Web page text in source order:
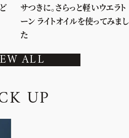
サつきに。さらっと軽いウエラト
ーン ライトオイルを使ってみまし
た
ALL
K UP